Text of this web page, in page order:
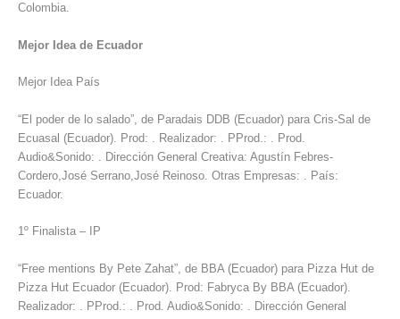
Colombia.
Mejor Idea de Ecuador
Mejor Idea País
“El poder de lo salado”, de Paradais DDB (Ecuador) para Cris-Sal de
Ecuasal (Ecuador). Prod: . Realizador: . PProd.: . Prod.
Audio&Sonido: . Dirección General Creativa: Agustín Febres-
Cordero,José Serrano,José Reinoso. Otras Empresas: . País:
Ecuador.
1º Finalista – IP
“Free mentions By Pete Zahat”, de BBA (Ecuador) para Pizza Hut de
Pizza Hut Ecuador (Ecuador). Prod: Fabryca By BBA (Ecuador).
Realizador: . PProd.: . Prod. Audio&Sonido: . Dirección General